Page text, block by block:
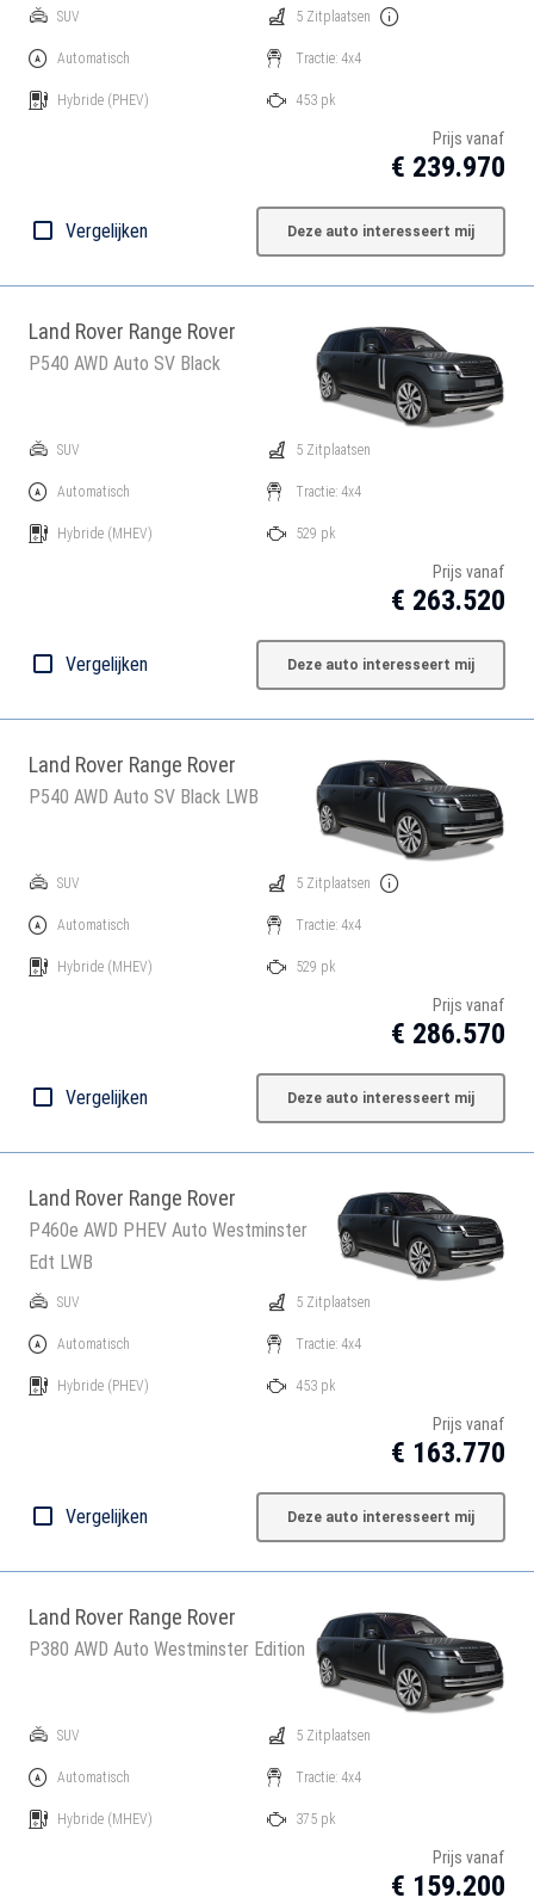
SUV
Automatisch
Hybride (PHEV)
5 Zitplaatsen
Tractie: 4x4
453 pk
Prijs vanaf
€ 239.970
Vergelijken Deze auto interesseert mij
Land Rover Range Rover
P540 AWD Auto SV Black
SUV
Automatisch
Hybride (MHEV)
5 Zitplaatsen
Tractie: 4x4
529 pk
Prijs vanaf
€ 263.520
Vergelijken Deze auto interesseert mij
Land Rover Range Rover
P540 AWD Auto SV Black LWB
SUV
Automatisch
Hybride (MHEV)
5 Zitplaatsen
Tractie: 4x4
529 pk
Prijs vanaf
€ 286.570
Vergelijken Deze auto interesseert mij
Land Rover Range Rover
P460e AWD PHEV Auto Westminster
Edt LWB
SUV
Automatisch
Hybride (PHEV)
5 Zitplaatsen
Tractie: 4x4
453 pk
Prijs vanaf
€ 163.770
Vergelijken Deze auto interesseert mij
Land Rover Range Rover
P380 AWD Auto Westminster Edition
SUV
Automatisch
Hybride (MHEV)
5 Zitplaatsen
Tractie: 4x4
375 pk
Prijs vanaf
€ 159.200